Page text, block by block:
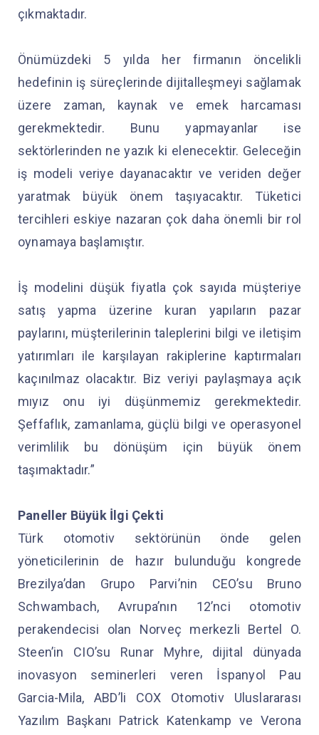
çıkmaktadır.
Önümüzdeki 5 yılda her firmanın öncelikli
hedefinin iş süreçlerinde dijitalleşmeyi sağlamak
üzere zaman, kaynak ve emek harcaması
gerekmektedir. Bunu yapmayanlar ise
sektörlerinden ne yazık ki elenecektir. Geleceğin
iş modeli veriye dayanacaktır ve veriden değer
yaratmak büyük önem taşıyacaktır. Tüketici
tercihleri eskiye nazaran çok daha önemli bir rol
oynamaya başlamıştır.
İş modelini düşük fiyatla çok sayıda müşteriye
satış yapma üzerine kuran yapıların pazar
paylarını, müşterilerinin taleplerini bilgi ve iletişim
yatırımları ile karşılayan rakiplerine kaptırmaları
kaçınılmaz olacaktır. Biz veriyi paylaşmaya açık
mıyız onu iyi düşünmemiz gerekmektedir.
Şeffaflık, zamanlama, güçlü bilgi ve operasyonel
verimlilik bu dönüşüm için büyük önem
taşımaktadır.”
Paneller Büyük İlgi Çekti
Türk otomotiv sektörünün önde gelen
yöneticilerinin de hazır bulunduğu kongrede
Brezilya’dan Grupo Parvi’nin CEO’su Bruno
Schwambach, Avrupa’nın 12’nci otomotiv
perakendecisi olan Norveç merkezli Bertel O.
Steen’in CIO’su Runar Myhre, dijital dünyada
inovasyon seminerleri veren İspanyol Pau
Garcia-Mila, ABD’li COX Otomotiv Uluslararası
Yazılım Başkanı Patrick Katenkamp ve Verona